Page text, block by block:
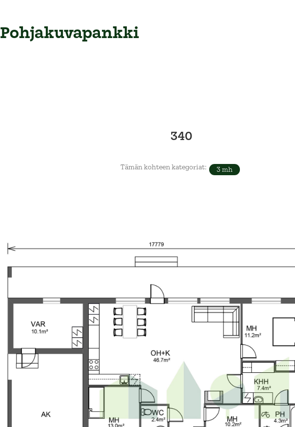
Pohja­kuva­pankki
340
Tämän kohteen kategoriat: 3 mh